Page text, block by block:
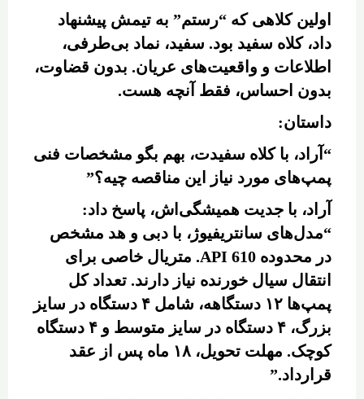
اولین کلاهی که “رستم” به تیمش پیشنهاد
داد، کلاه سفید بود. سفید، نماد بی‌طرفی،
اطلاعات و واقعیت‌های عریان. بدون قضاوت،
بدون احساس، فقط آنچه هست.
داستان:
“آراد، با کلاه سفیدت، بهم بگو مشخصات فنی
پمپ‌های مورد نیاز این مناقصه چیه؟”
آراد، با جدیت همیشگی‌اش، پاسخ داد:
“مدل‌های سانتریفیوژ، با دبی و هد مشخص
در محدوده API 610. متریال خاصی برای
انتقال سیال خورنده نیاز دارند. تعداد کل
پمپ‌ها ۱۲ دستگاهه، شامل ۴ دستگاه در سایز
بزرگ، ۴ دستگاه در سایز متوسط و ۴ دستگاه
کوچک. مهلت تحویل، ۱۸ ماه پس از عقد
قرارداد.”